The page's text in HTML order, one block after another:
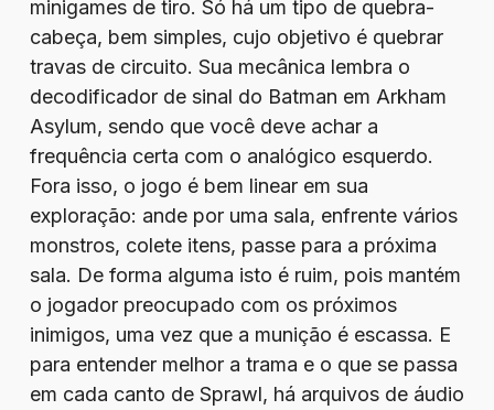
minigames de tiro. Só há um tipo de quebra-
cabeça, bem simples, cujo objetivo é quebrar
travas de circuito. Sua mecânica lembra o
decodificador de sinal do Batman em Arkham
Asylum, sendo que você deve achar a
frequência certa com o analógico esquerdo.
Fora isso, o jogo é bem linear em sua
exploração: ande por uma sala, enfrente vários
monstros, colete itens, passe para a próxima
sala. De forma alguma isto é ruim, pois mantém
o jogador preocupado com os próximos
inimigos, uma vez que a munição é escassa. E
para entender melhor a trama e o que se passa
em cada canto de Sprawl, há arquivos de áudio